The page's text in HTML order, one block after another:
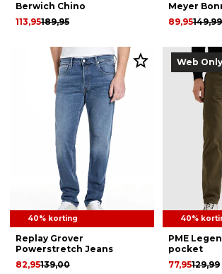
Berwich Chino
189,95
113,95
Meyer
149,99
89,95
40% korting
Replay Grover
Powerstretch Jeans
139,00
82,95
Web
40%
PME
pocket
129,99
77,95